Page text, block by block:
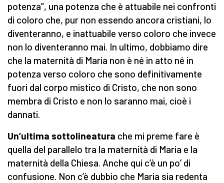
potenza”, una potenza che è attuabile nei confronti
di coloro che, pur non essendo ancora cristiani, lo
diventeranno, e inattuabile verso coloro che invece
non lo diventeranno mai. In ultimo, dobbiamo dire
che la maternità di Maria non è né in atto né in
potenza verso coloro che sono definitivamente
fuori dal corpo mistico di Cristo, che non sono
membra di Cristo e non lo saranno mai, cioè i
dannati.
Un’ultima sottolineatura che mi preme fare è
quella del parallelo tra la maternità di Maria e la
maternità della Chiesa. Anche qui c’è un po’ di
confusione. Non c’è dubbio che Maria sia redenta